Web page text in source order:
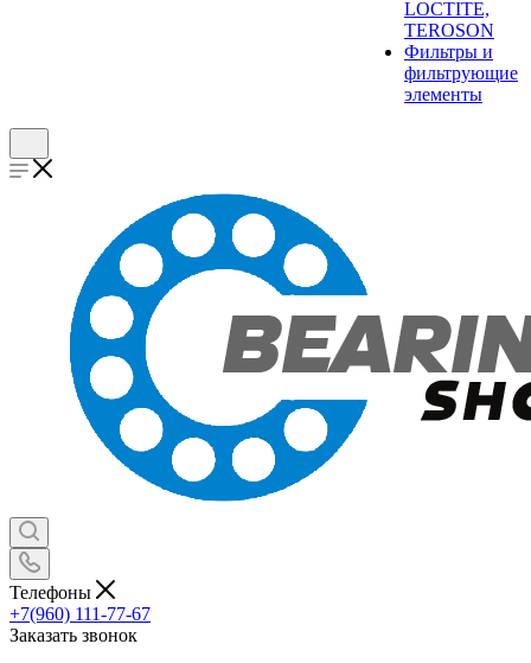
LOCTITE,
TEROSON
Фильтры и
фильтрующие
элементы
Телефоны
+7(960) 111-77-67
Заказать звонок